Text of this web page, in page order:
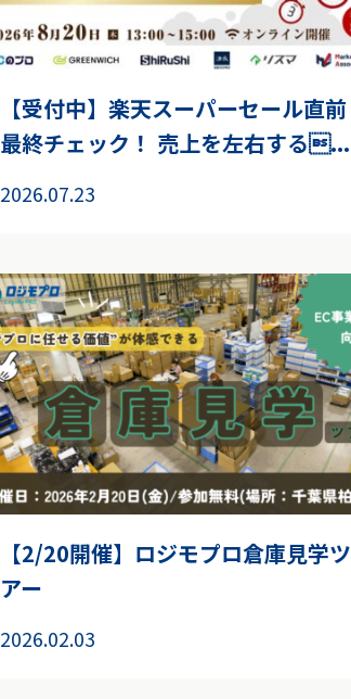
【受付中】楽天スーパーセール直前
最終チェック！ 売上を左右する...
2026.07.23
【2/20開催】ロジモプロ倉庫見学ツ
アー
2026.02.03